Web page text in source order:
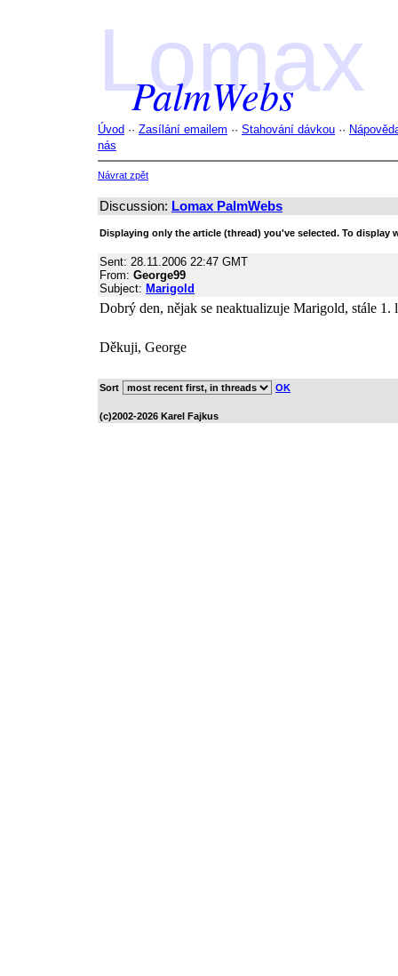
Lomax
PalmWebs
Úvod ·· Zasílání emailem ·· Stahování dávkou ··
nás
Návrat zpět
Discussion: Lomax PalmWebs
Displaying only the article (thread) you've selected. To display
Sent: 28.11.2006 22:47 GMT
From: George99
Subject: Marigold
Dobrý den, nějak se neaktualizuje Marigold, stále
Děkuji, George
Sort OK
(c)2002-2026 Karel Fajkus